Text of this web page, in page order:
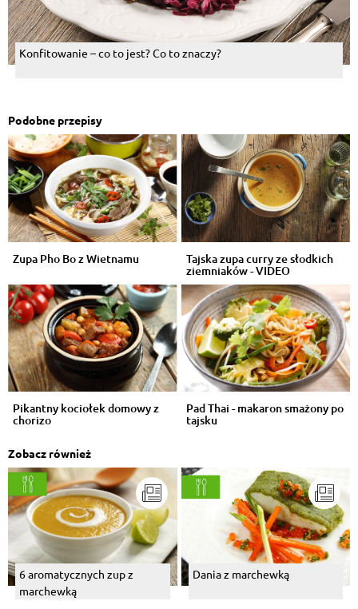
Konfitowanie – co to jest? Co to znaczy?
Podobne przepisy
Zupa Pho Bo z Wietnamu Tajska zupa curry ze słodkich
ziemniaków - VIDEO
Pikantny kociołek domowy z
chorizo
Pad Thai - makaron smażony po
tajsku
Zobacz również
6 aromatycznych zup z
marchewką
Dania z marchewką